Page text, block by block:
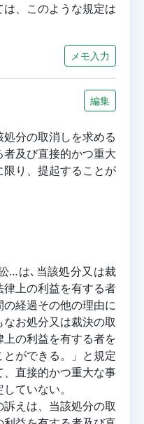
、このような規定は
メモ入力
編集
分の取消しを求める
及び直接的かつ重大
り、提起することが
…は､当該処分又は裁
上の利益を有する者
の経過その他の理由に
お処分又は裁決の取
の利益を有する者を
ができる。」と規定
直接的かつ重大な事
ていない。
えは、当該処分の取